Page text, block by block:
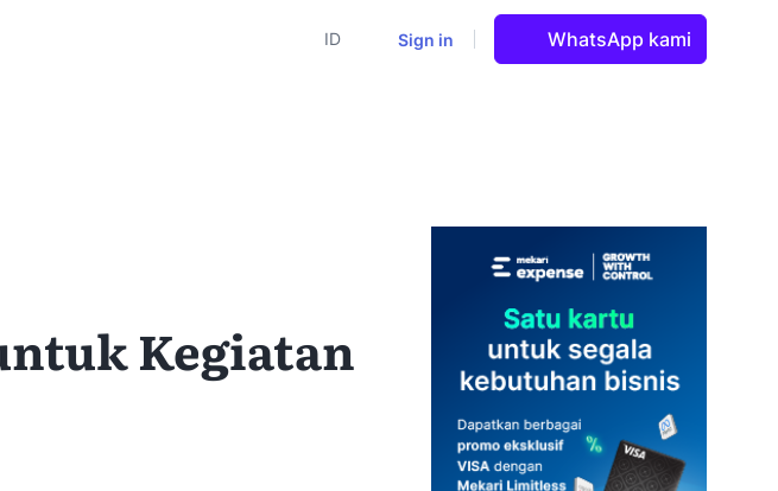
ID Sign in WhatsApp kami
Kegiatan